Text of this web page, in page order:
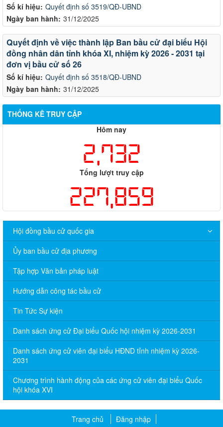
Số kí hiệu: Quyết định số 3519/QĐ-UBND
Ngày ban hành: 31/12/2025
Số kí hiệu: Quyết định số 3518/QĐ-UBND
Ngày ban hành: 31/12/2025
Quyết định về việc thành lập Ban bầu cử đại biểu Hội
đồng nhân dân tỉnh khóa XI, nhiệm kỳ 2026 - 2031 tại
đơn vị bầu cử số 26
THỐNG KÊ TRUY CẬP
Hôm nay
2,732
Tổng lượt truy cập
227,859
Hội đồng bầu cử quốc gia
Ủy ban bầu cử địa phương
Tập hợp Văn bản pháp luật
Hướng dẫn công tác bầu cử
Tin Tức Sự kiện
Danh sách ứng cử Đại biểu Quốc hội nhiệm kỳ 2026-2031
Danh sách ứng cử viên đại biểu HĐND tỉnh nhiệm kỳ 2026-
2031
Chương trình hành động của các ứng cử viên đại biểu Quốc
hội khóa XVI
Trang chủ Đăng nhập